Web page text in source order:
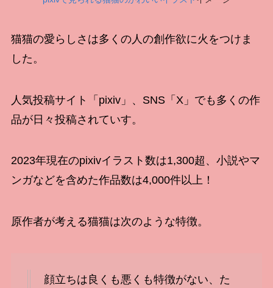
猫猫の愛らしさは多くの人の創作欲に火をつけま
した。
人気投稿サイト「pixiv」、SNS「X」でも多くの作
品が日々投稿されていす。
2023年現在のpixivイラスト数は1,300超、小説やマ
ンガなどを含めた作品数は4,000件以上！
原作者が考える猫猫は次のような特徴。
顔立ちは良くも悪くも特徴がない、た